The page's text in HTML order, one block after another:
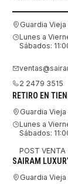
Guardia
Lunes a
Sábados:
2 2479 3515
RETIRO EN
Guardia
Lunes a
Sábados:
POST
SAIRAM
Guardia